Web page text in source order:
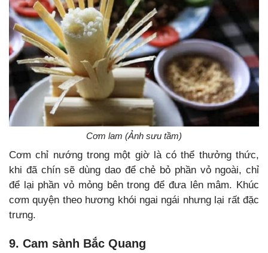
Cơm lam (Ảnh sưu tầm)
Cơm chỉ nướng trong một giờ là có thể thưởng thức,
khi đã chín sẽ dùng dao để chẻ bỏ phần vỏ ngoài, chỉ
để lại phần vỏ mỏng bên trong để đưa lên mâm. Khúc
cơm quyện theo hương khói ngai ngái nhưng lại rất đặc
trưng.
9. Cam sành Bắc Quang